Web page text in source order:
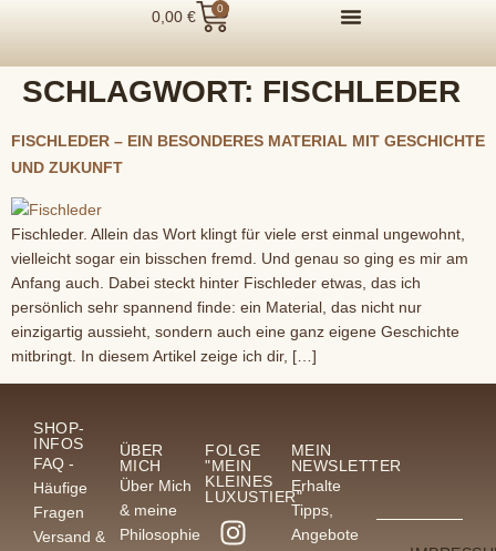
0,00€ 0
SCHLAGWORT: FISCHLEDER
FISCHLEDER – EIN BESONDERES MATERIAL MIT GESCHICHTE
UND ZUKUNFT
Fischleder. Allein das Wort klingt für viele erst einmal ungewohnt,
vielleicht sogar ein bisschen fremd. Und genau so ging es mir am
Anfang auch. Dabei steckt hinter Fischleder etwas, das ich
persönlich sehr spannend finde: ein Material, das nicht nur
einzigartig aussieht, sondern auch eine ganz eigene Geschichte
mitbringt. In diesem Artikel zeige ich dir, […]
SHOP-
INFOS
FAQ -
Häufige
Fragen
Versand &
ÜBER
MICH
Über Mich
& meine
Philosophie
FOLGE
"MEIN
KLEINES
LUXUSTIER"
MEIN
NEWSLETTER
Erhalte
Tipps,
Angebote